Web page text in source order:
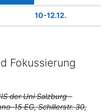
10-12.12.
Fokussierung
der Uni Salzburg -
15 EG, Schillerstr. 30,